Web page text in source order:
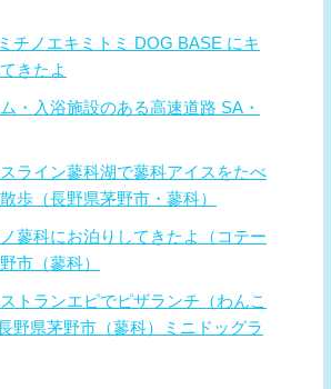
チノエキミトミ DOG BASE にキ
きたよ
・入浴施設のある高速道路 SA・
ライン蓼科湖で蓼科アイスをたべ
歩（長野県茅野市・蓼科）
蓼科にお泊りしてきたよ（コテー
市（蓼科）
トランエピでピザランチ（わんこ
野県茅野市（蓼科）ミニドッグラ